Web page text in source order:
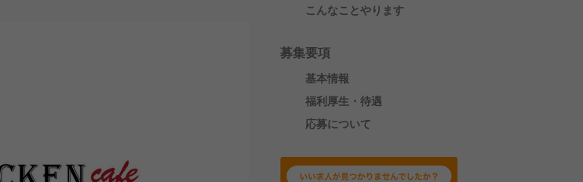
こんなことやります
募集要項
基本情報
福利厚生・待遇
応募について